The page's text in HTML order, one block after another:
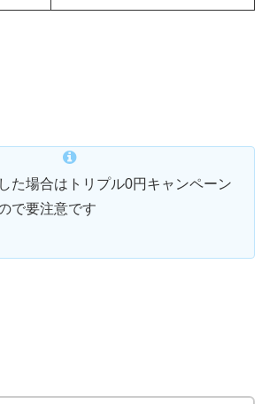
た場合はトリプル0円キャンペーン
で要注意です